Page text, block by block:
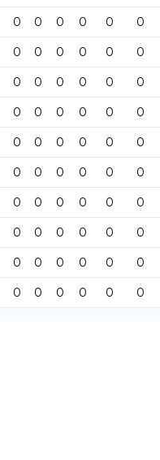
0 0 0 0 0 0
0 0 0 0 0 0
0 0 0 0 0 0
0 0 0 0 0 0
0 0 0 0 0 0
0 0 0 0 0 0
0 0 0 0 0 0
0 0 0 0 0 0
0 0 0 0 0 0
0 0 0 0 0 0